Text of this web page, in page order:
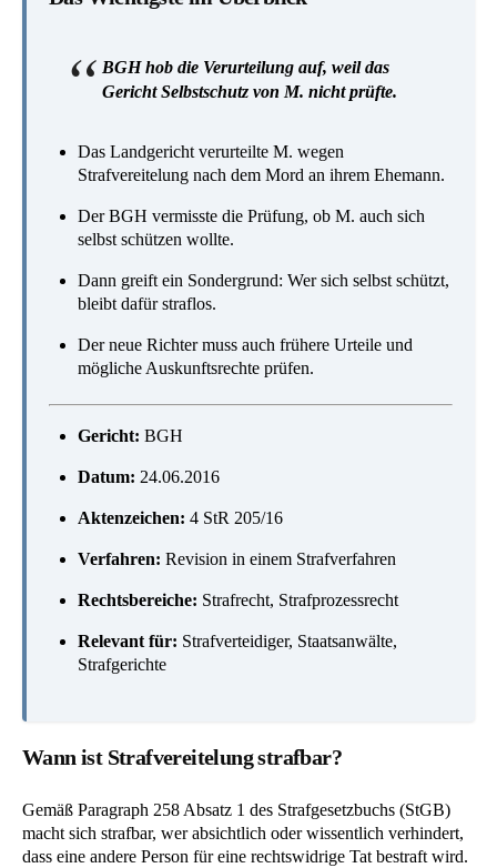
BGH hob die Verurteilung auf, weil das
Gericht Selbstschutz von M. nicht prüfte.
Das Landgericht verurteilte M. wegen
Strafvereitelung nach dem Mord an ihrem Ehemann.
Der BGH vermisste die Prüfung, ob M. auch sich
selbst schützen wollte.
Dann greift ein Sondergrund: Wer sich selbst schützt,
bleibt dafür straflos.
Der neue Richter muss auch frühere Urteile und
mögliche Auskunftsrechte prüfen.
Gericht: BGH
Datum: 24.06.2016
Aktenzeichen: 4 StR 205/16
Verfahren: Revision in einem Strafverfahren
Rechtsbereiche: Strafrecht, Strafprozessrecht
Relevant für: Strafverteidiger, Staatsanwälte,
Strafgerichte
Wann ist Strafvereitelung strafbar?
Gemäß Paragraph 258 Absatz 1 des Strafgesetzbuchs (StGB)
macht sich strafbar, wer absichtlich oder wissentlich verhindert,
dass eine andere Person für eine rechtswidrige Tat bestraft wird.